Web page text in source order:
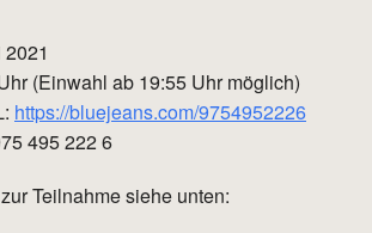
(Einwahl ab 19:55 Uhr möglich)
https://bluejeans.com/9754952226
495 222 6
Teilnahme siehe unten: